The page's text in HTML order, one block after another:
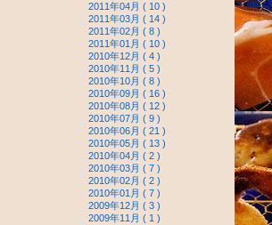
2011年04月 ( 10 )
2011年03月 ( 14 )
2011年02月 ( 8 )
2011年01月 ( 10 )
2010年12月 ( 4 )
2010年11月 ( 5 )
2010年10月 ( 8 )
2010年09月 ( 16 )
2010年08月 ( 12 )
2010年07月 ( 9 )
2010年06月 ( 21 )
2010年05月 ( 13 )
2010年04月 ( 2 )
2010年03月 ( 7 )
2010年02月 ( 2 )
2010年01月 ( 7 )
2009年12月 ( 3 )
2009年11月 ( 1 )